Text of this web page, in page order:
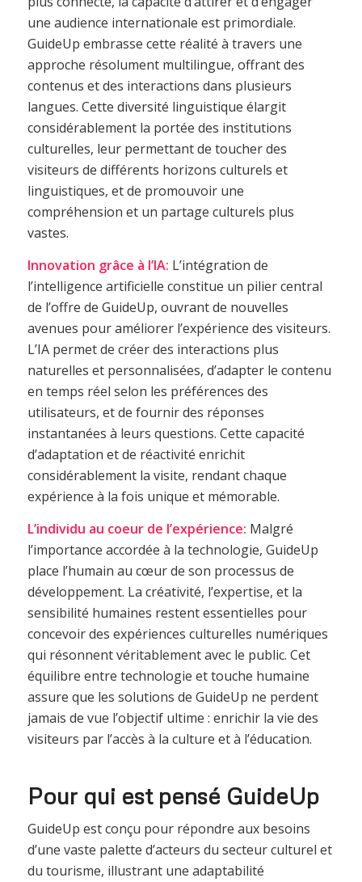
une audience internationale est primordiale.
GuideUp embrasse cette réalité à travers une
approche résolument multilingue, offrant des
contenus et des interactions dans plusieurs
langues. Cette diversité linguistique élargit
considérablement la portée des institutions
culturelles, leur permettant de toucher des
visiteurs de différents horizons culturels et
linguistiques, et de promouvoir une
compréhension et un partage culturels plus
vastes.
Innovation grâce à l’IA: L’intégration de
l’intelligence artificielle constitue un pilier central
de l’offre de GuideUp, ouvrant de nouvelles
avenues pour améliorer l’expérience des visiteurs.
L’IA permet de créer des interactions plus
naturelles et personnalisées, d’adapter le contenu
en temps réel selon les préférences des
utilisateurs, et de fournir des réponses
instantanées à leurs questions. Cette capacité
d’adaptation et de réactivité enrichit
considérablement la visite, rendant chaque
expérience à la fois unique et mémorable.
L’individu au coeur de l’expérience: Malgré
l’importance accordée à la technologie, GuideUp
place l’humain au cœur de son processus de
développement. La créativité, l’expertise, et la
sensibilité humaines restent essentielles pour
concevoir des expériences culturelles numériques
qui résonnent véritablement avec le public. Cet
équilibre entre technologie et touche humaine
assure que les solutions de GuideUp ne perdent
jamais de vue l’objectif ultime : enrichir la vie des
visiteurs par l’accès à la culture et à l’éducation.
Pour qui est pensé GuideUp
GuideUp est conçu pour répondre aux besoins
d’une vaste palette d’acteurs du secteur culturel et
du tourisme, illustrant une adaptabilité